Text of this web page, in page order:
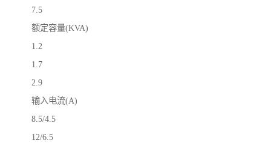
7.5
额定容量(KVA)
1.2
1.7
2.9
输入电流(A)
8.5/4.5
12/6.5